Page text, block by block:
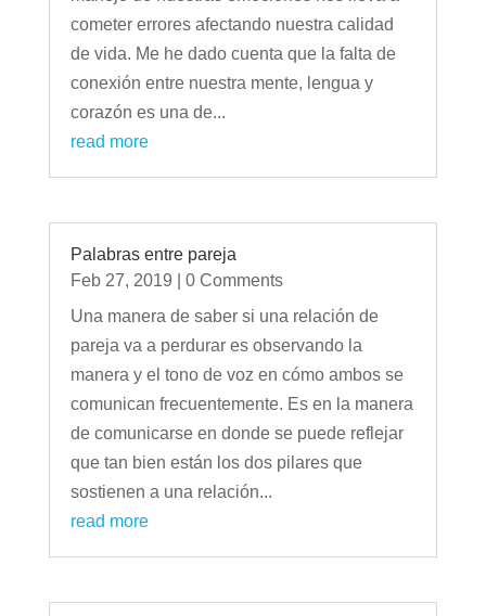
cometer errores afectando nuestra calidad
de vida. Me he dado cuenta que la falta de
conexión entre nuestra mente, lengua y
corazón es una de...
read more
Palabras entre pareja
Feb 27, 2019 | 0 Comments
Una manera de saber si una relación de
pareja va a perdurar es observando la
manera y el tono de voz en cómo ambos se
comunican frecuentemente. Es en la manera
de comunicarse en donde se puede reflejar
que tan bien están los dos pilares que
sostienen a una relación...
read more